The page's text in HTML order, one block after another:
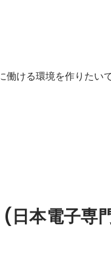
ける環境を作りたいで
本電子専